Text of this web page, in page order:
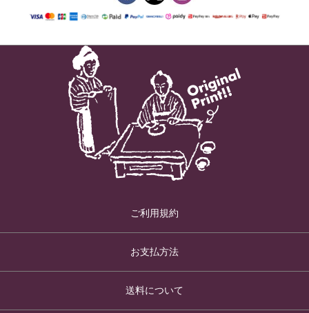
ご利用規約
お支払方法
送料について